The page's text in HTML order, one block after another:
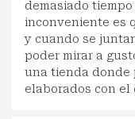
demasiado
inconveniente es
y cuando se
poder mirar a
una tienda donde
elaborados con el